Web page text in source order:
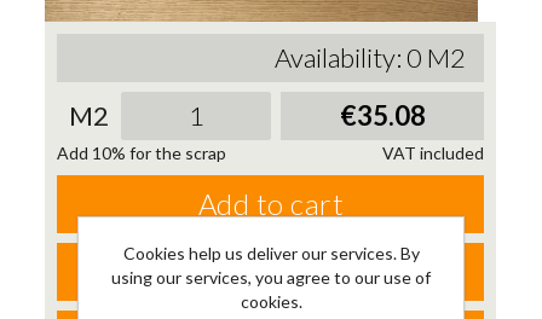
Availability: 0 M2
M2
€35.08
VAT included
Add 10% for the scrap
Add to cart
Request cample
(1/2 TAVOLA)
Cookies help us deliver our services. By
using our services, you agree to our use of
cookies.